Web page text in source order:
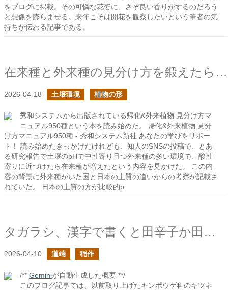
をブログに掲載。その可憐な花姿に、さぞ良い香りがするのだろう
と想像を膨らませる。来年こそは開花を観察したいという筆者の気
持ちが伝わる記事である。
在来種と外来種の見分け方を鍛えたら、見えてくるものが変わってくるかも
2026-04-18 土壌環境 植物の形
秀和システムから出版されている帰化&外来植物 見分け方マ
ニュアル950種という本を読み始めた。 帰化&外来植物 見分
け方マニュアル950種 - 秀和システム新社 あなたの学びをサポー
ト！ 読み始めたきっかけだけれども、知人のSNSの投稿で、とあ
る研究報告で土壌のpHで中性寄り且つ外来種の多い環境で、酸性
寄りに近づけたら在来種が増えたという内容を見かけた。 この内
容の背景に外来種がいた国と日本の土質の違いからの考察が記載さ
れていた。 日本の土質の方が比較的p
タガラシ、漢字で書くと田辛子か田枯らし
2026-04-10 道端 稲作
/** Geminiが自動生成した概要 **/
このブログ記事では、以前取り上げたキンポウゲ科のキツネ